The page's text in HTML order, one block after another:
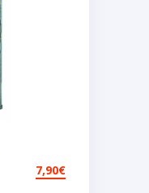
7,90€